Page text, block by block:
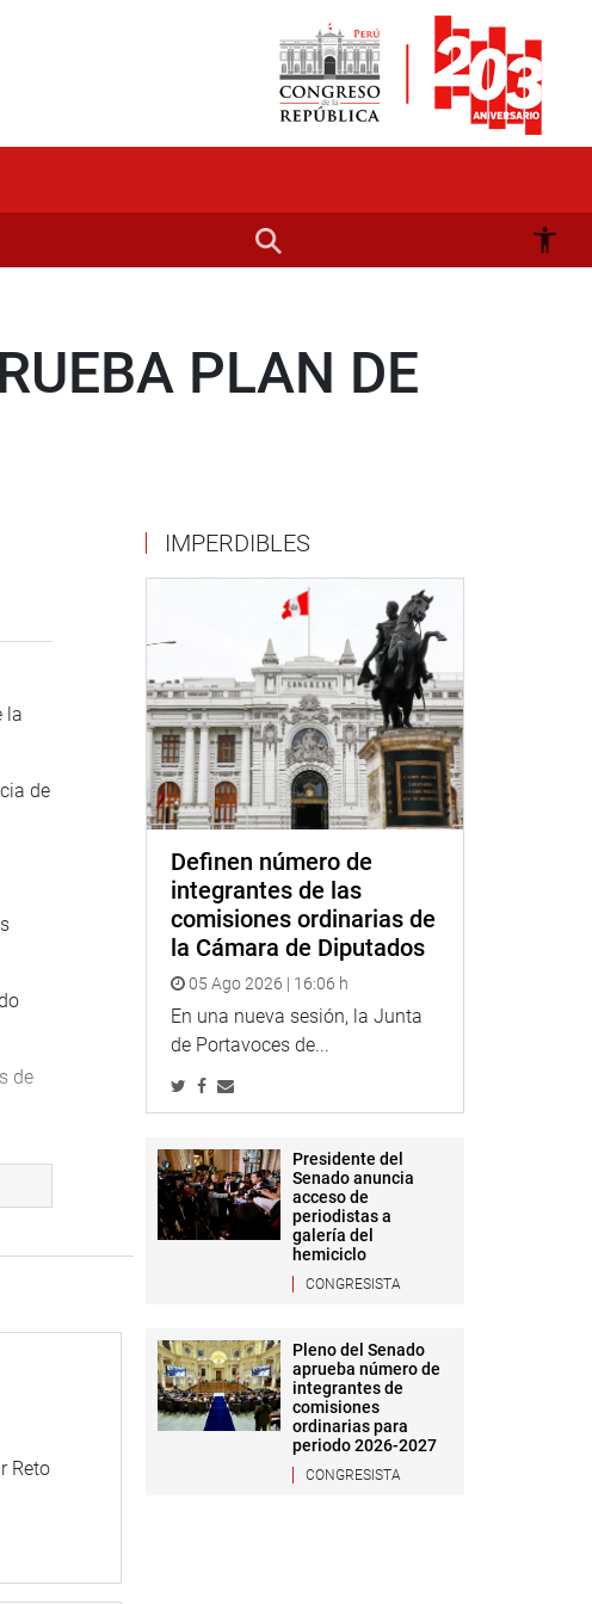
PLAN DE
la
de
de
a
Reto
IMPERDIBLES
Definen número de
integrantes de las
comisiones ordinarias de
la Cámara de Diputados
05 Ago 2026 | 16:06 h
En una nueva sesión, la Junta
de Portavoces de...
Presidente del
Senado anuncia
acceso de
periodistas a
galería del
hemiciclo
CONGRESISTA
Pleno del Senado
aprueba número de
integrantes de
comisiones
ordinarias para
periodo 2026-2027
CONGRESISTA